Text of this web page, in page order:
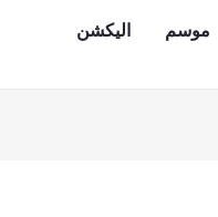
موسم
الیکشن